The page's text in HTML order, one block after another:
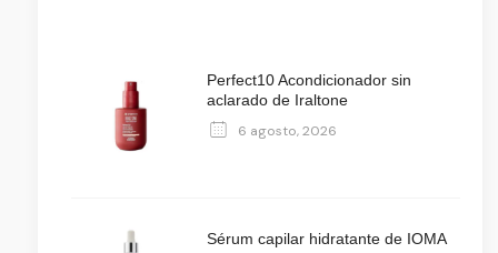
Perfect10 Acondicionador sin
aclarado de Iraltone
6 agosto, 2026
Sérum capilar hidratante de IOMA